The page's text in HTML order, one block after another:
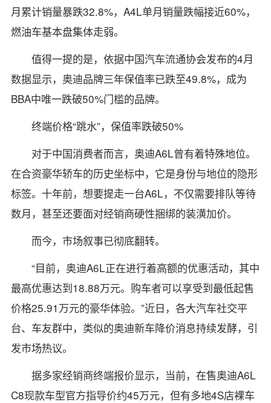
月累计销量暴跌32.8%，A4L单月销量跌幅接近60%，
燃油车基本盘集体走弱。
值得一提的是，依据中国汽车流通协会发布的4月
数据显示，奥迪品牌三年保值率已跌至49.8%，成为
BBA中唯一跌破50%门槛的品牌。
终端价格“跳水”，保值率跌破50%
对于中国消费者而言，奥迪A6L曾有着特殊地位。
在合资豪华轿车的历史坐标中，它是身份与地位的隐形
标签。十年前，想要提走一台A6L，不仅需要排队等待
数月，甚至还要面对经销商硬性捆绑的装潢加价。
而今，市场叙事已彻底翻转。
“目前，奥迪A6L正在进行着高额的优惠活动，其中
最高优惠达到18.88万元。购车者可以享受到最低起售
价格25.91万元的豪华体验。”近日，各大汽车社交平
台、车友群中，类似的奥迪新车降价消息持续发酵，引
发市场热议。
据多家经销商终端报价显示，当前，在售奥迪A6L
C8现款车型官方指导价约45万元，但有多地4S店裸车